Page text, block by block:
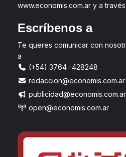
www.economis.com.ar y a
Escríbenos a
Te queres comunicar con
a
(+54) 3764 -428248
redaccion@economis.com.ar
publicidad@economis.com.ar
open@economis.com.ar